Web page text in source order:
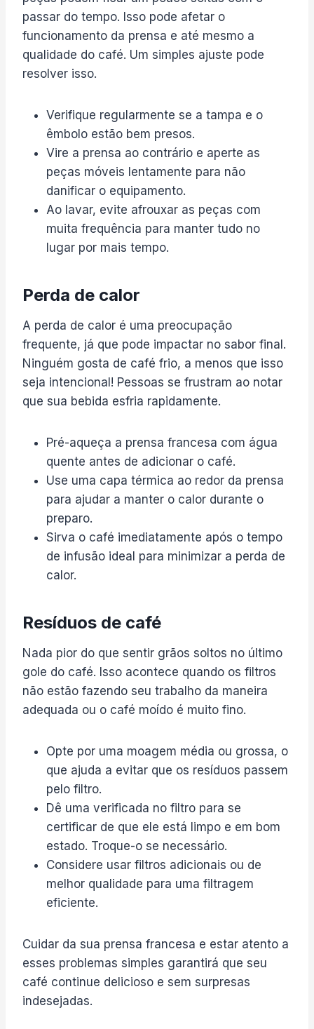
passar do tempo. Isso pode afetar o
funcionamento da prensa e até mesmo a
qualidade do café. Um simples ajuste pode
resolver isso.
Verifique regularmente se a tampa e o
êmbolo estão bem presos.
Vire a prensa ao contrário e aperte as
peças móveis lentamente para não
danificar o equipamento.
Ao lavar, evite afrouxar as peças com
muita frequência para manter tudo no
lugar por mais tempo.
Perda de calor
A perda de calor é uma preocupação
frequente, já que pode impactar no sabor final.
Ninguém gosta de café frio, a menos que isso
seja intencional! Pessoas se frustram ao notar
que sua bebida esfria rapidamente.
Pré-aqueça a prensa francesa com água
quente antes de adicionar o café.
Use uma capa térmica ao redor da prensa
para ajudar a manter o calor durante o
preparo.
Sirva o café imediatamente após o tempo
de infusão ideal para minimizar a perda de
calor.
Resíduos de café
Nada pior do que sentir grãos soltos no último
gole do café. Isso acontece quando os filtros
não estão fazendo seu trabalho da maneira
adequada ou o café moído é muito fino.
Opte por uma moagem média ou grossa, o
que ajuda a evitar que os resíduos passem
pelo filtro.
Dê uma verificada no filtro para se
certificar de que ele está limpo e em bom
estado. Troque-o se necessário.
Considere usar filtros adicionais ou de
melhor qualidade para uma filtragem
eficiente.
Cuidar da sua prensa francesa e estar atento a
esses problemas simples garantirá que seu
café continue delicioso e sem surpresas
indesejadas.